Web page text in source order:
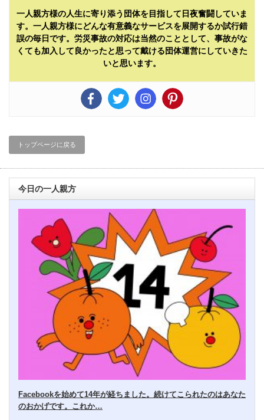
一人親方様の人生に寄り添う団体を目指して日夜奮闘していま
す。一人親方様にどんな有意義なサービスを展開するか試行錯
誤の毎日です。労災事故の対応は当然のこととして、事故がな
くても加入して良かったと思って戴ける団体運営にしていきた
いと思います。
トップページに戻る
今日の一人親方
Facebookを始めて14年が経ちました。続けてこられたのはあなた
のおかげです。これか…